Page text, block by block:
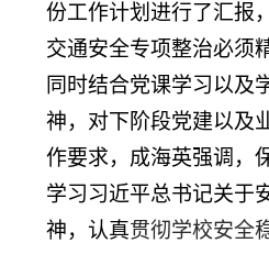
份工作计划进行了汇报
交通安全专项整治必须
同时结合党课学习以及
神，对下阶段党建以及
作要求，成海英强调，
学习习近平总书记关于
神，认真贯彻学校安全